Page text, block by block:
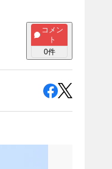
コメン
ト
0件